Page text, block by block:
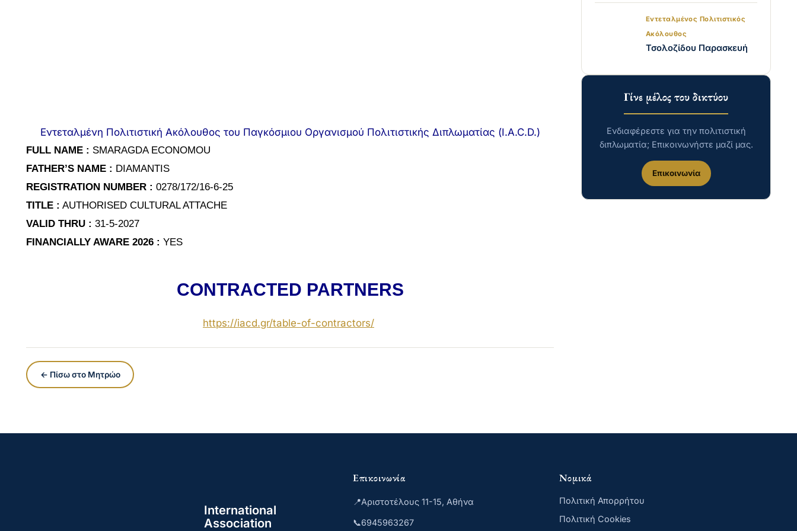
Εντεταλμένη Πολιτιστική Ακόλουθος του Παγκόσμιου Οργανισμού Πολιτιστικής Διπλωματίας (I.A.C.D.)
FULL NAME : SMARAGDA ECONOMOU
FATHER’S NAME : DIAMANTIS
REGISTRATION NUMBER : 0278/172/16-6-25
TITLE : AUTHORISED CULTURAL ATTACHE
VALID THRU : 31-5-2027
FINANCIALLY AWARE 2026 : YES
CONTRACTED PARTNERS
https://iacd.gr/table-of-contractors/
← Πίσω στο Μητρώο
Εντεταλμένος Πολιτιστικός
Ακόλουθος
Τσολοζίδου Παρασκευή
Γίνε μέλος του δικτύου
Ενδιαφέρεστε για την πολιτιστική
διπλωματία; Επικοινωνήστε μαζί μας.
Επικοινωνία
International
Association
Επικοινωνία
📍Αριστοτέλους 11-15, Αθήνα
📞6945963267
Νομικά
Πολιτική Απορρήτου
Πολιτική Cookies